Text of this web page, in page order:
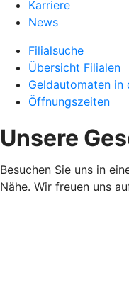
Karriere
News
Filialsuche
Übersicht Filialen
Geldautomaten in
Öffnungszeiten
Unsere
Besuchen Sie uns in
Nähe. Wir freuen uns